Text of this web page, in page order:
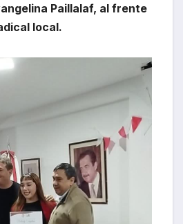
Paillalaf, al frente
local.